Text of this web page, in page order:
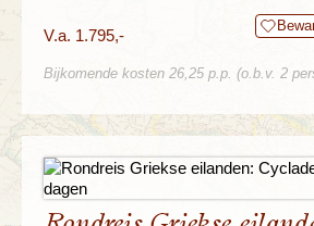
V.a. 1.795,-
Bijkomende kosten 26,25 p.p. (o.b.v. 2